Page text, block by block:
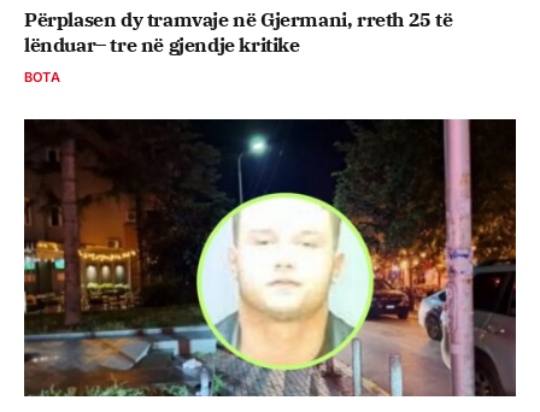
Përplasen dy tramvaje në Gjermani, rreth 25 të
lënduar– tre në gjendje kritike
BOTA